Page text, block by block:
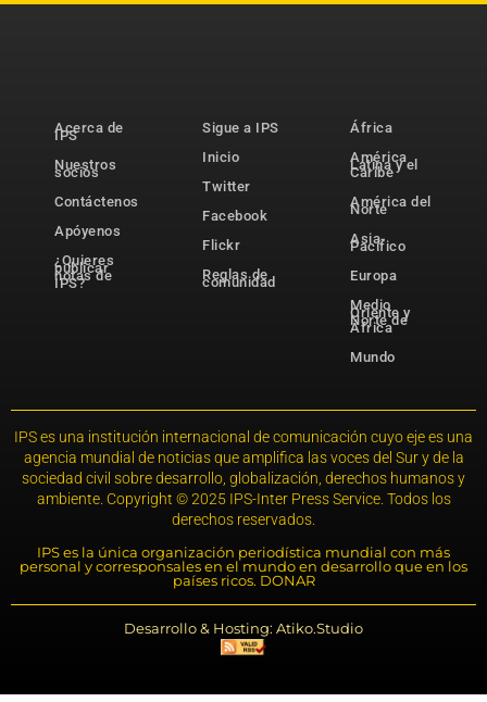
Acerca de
IPS
Nuestros
socios
Contáctenos
Apóyenos
¿Quieres
publicar
notas de
IPS?
Sigue a IPS
Inicio
Twitter
Facebook
Flickr
Reglas de
comunidad
África
América
Latina y el
Caribe
América del
Norte
Asia-
Pacífico
Europa
Medio
Oriente y
Norte de
África
Mundo
IPS es una institución internacional de comunicación cuyo eje es una
agencia mundial de noticias que amplifica las voces del Sur y de la
sociedad civil sobre desarrollo, globalización, derechos humanos y
ambiente. Copyright © 2025 IPS-Inter Press Service. Todos los
derechos reservados.
IPS es la única organización periodística mundial con más
personal y corresponsales en el mundo en desarrollo que en los
países ricos. DONAR
Desarrollo & Hosting: Atiko.Studio